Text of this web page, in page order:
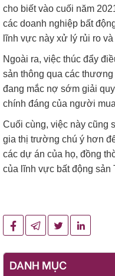
cho biết vào cuối năm
các doanh nghiệp bất
lĩnh vực này xử lý rủi ro
Ngoài ra, việc thúc đẩy
sản thông qua các
đang mắc nợ sớm giải
chính đáng của người
Cuối cùng, việc này cũng
gia thị trường chú ý hơn
các dự án của họ, đồng
của lĩnh vực bất động sản
DANH MỤC